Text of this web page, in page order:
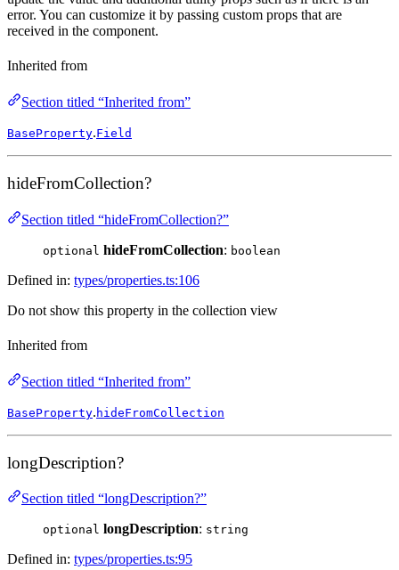
error. You can customize it by passing custom props that are
received in the component.
Inherited from
Section titled “Inherited from”
BaseProperty.Field
hideFromCollection?
Section titled “hideFromCollection?”
optional hideFromCollection: boolean
Defined in: types/properties.ts:106
Do not show this property in the collection view
Inherited from
Section titled “Inherited from”
BaseProperty. hideFromCollection
longDescription?
Section titled “longDescription?”
optional longDescription: string
Defined in: types/properties.ts:95